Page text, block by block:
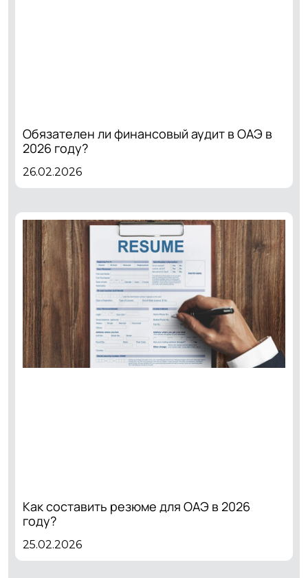
Обязателен ли финансовый аудит в ОАЭ в
2026 году?
26.02.2026
Как составить резюме для ОАЭ в 2026
году?
25.02.2026